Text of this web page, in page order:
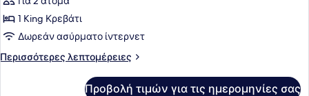
Standard
Δωμάτιο,
King
1 King Κρεβάτι
Δωρεάν ασύρματο ίντερνετ
Περισσότερες λεπτομέρειες
Περισσότερες
Προβολή τιμών για τις ημερομηνίες σας